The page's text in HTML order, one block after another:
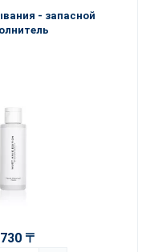
- запасной
〒